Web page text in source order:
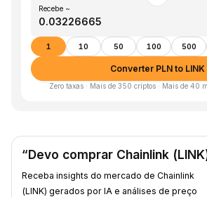
Recebe ~
1 10 50 100 500
Converter PLN to LINK
Zero taxas · Mais de 350 criptos · Mais de 40
“Devo comprar Chainlink
Receba insights do mercado de Chainlink
(LINK) gerados por IA e análises de preço